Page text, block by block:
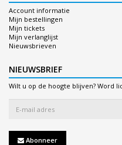
Account informatie
Mijn bestellingen
Mijn tickets
Mijn verlanglijst
Nieuwsbrieven
NIEUWSBRIEF
Wilt u op de hoogte blijven? Word
Abonneer